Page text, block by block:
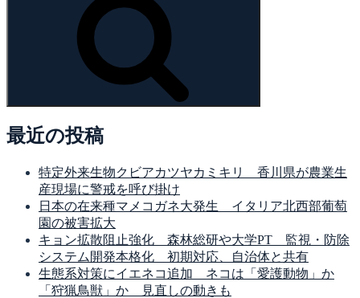
最近の投稿
特定外来生物クビアカツヤカミキリ 香川県が農業生
産現場に警戒を呼び掛け
日本の在来種マメコガネ大発生 イタリア北西部葡萄
園の被害拡大
キョン拡散阻止強化 森林総研や大学PT 監視・防除
システム開発本格化 初期対応、自治体と共有
生態系対策にイエネコ追加 ネコは「愛護動物」か
「狩猟鳥獣」か 見直しの動きも